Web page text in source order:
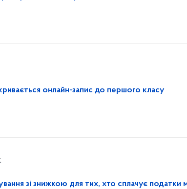
онлайн-запис до першого класу
зі знижкою для тих, хто сплачує податки